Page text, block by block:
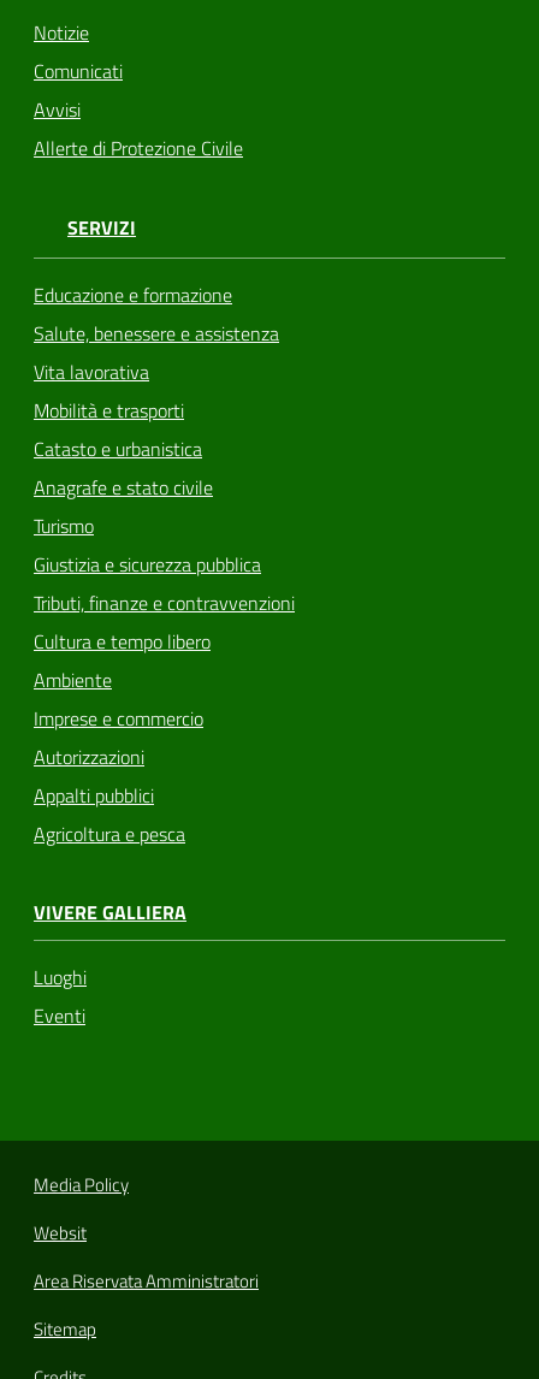
Notizie
Comunicati
Avvisi
Allerte di Protezione Civile
SERVIZI
Educazione e formazione
Salute, benessere e assistenza
Vita lavorativa
Mobilità e trasporti
Catasto e urbanistica
Anagrafe e stato civile
Turismo
Giustizia e sicurezza pubblica
Tributi, finanze e contravvenzioni
Cultura e tempo libero
Ambiente
Imprese e commercio
Autorizzazioni
Appalti pubblici
Agricoltura e pesca
VIVERE GALLIERA
Luoghi
Eventi
Media Policy
Websit
Area Riservata Amministratori
Sitemap